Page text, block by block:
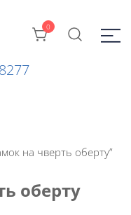
та ін. від ТМ "EMKA
0
на чверть оберту”
оберту